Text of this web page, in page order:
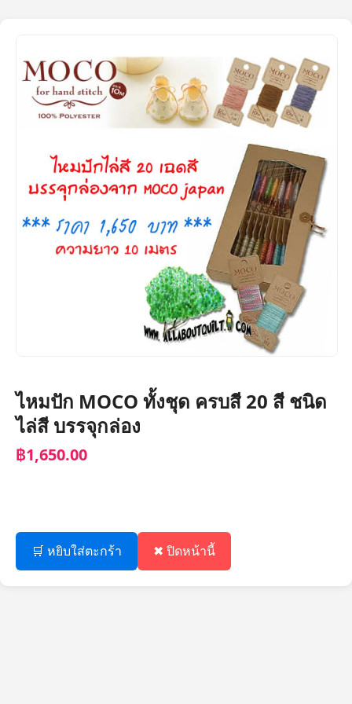
ไหมปัก MOCO ทั้งชุด ครบสี 20 สี ชนิด
ไล่สี บรรจุกล่อง
฿1,650.00
🛒 หยิบใส่ตะกร้า ✖ ปิดหน้านี้